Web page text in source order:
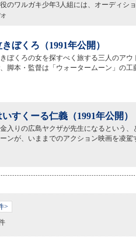
のワルガキ少年3人組には、オーディシ
きぼくろ（1991年公開）
ぼくろの女を探すべく旅する三人のア
脚本・監督は「ウォータームーン」の
いすくーる仁義（1991年公開）
入りの広島ヤクザが先生になるという
ンが、いままでのアクション映画を凌
>